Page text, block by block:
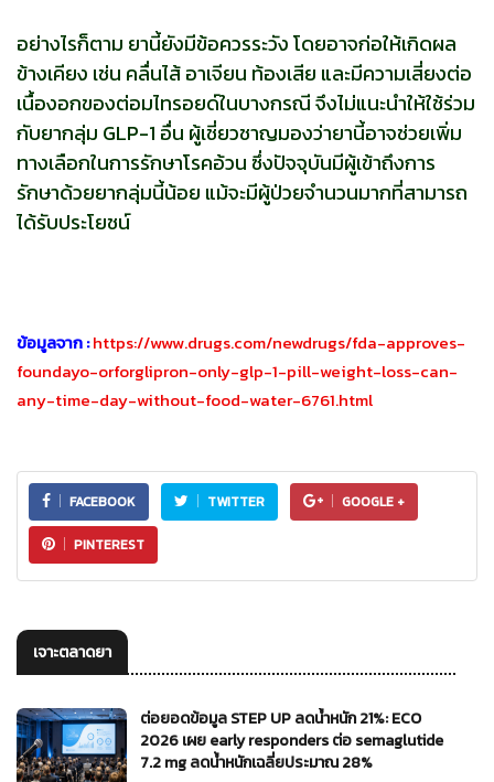
อย่างไรก็ตาม ยานี้ยังมีข้อควรระวัง โดยอาจก่อให้เกิดผล
ข้างเคียง เช่น คลื่นไส้ อาเจียน ท้องเสีย และมีความเสี่ยงต่อ
เนื้องอกของต่อมไทรอยด์ในบางกรณี จึงไม่แนะนำให้ใช้ร่วม
กับยากลุ่ม GLP-1 อื่น ผู้เชี่ยวชาญมองว่ายานี้อาจช่วยเพิ่ม
ทางเลือกในการรักษาโรคอ้วน ซึ่งปัจจุบันมีผู้เข้าถึงการ
รักษาด้วยยากลุ่มนี้น้อย แม้จะมีผู้ป่วยจำนวนมากที่สามารถ
ได้รับประโยชน์
ข้อมูลจาก :https://www.drugs.com/newdrugs/fda-approves-
foundayo-orforglipron-only-glp-1-pill-weight-loss-can-
any-time-day-without-food-water-6761.html
FACEBOOK TWITTER GOOGLE +
PINTEREST
เจาะตลาดยา
ต่อยอดข้อมูล STEP UP ลดน้ำหนัก 21%: ECO
2026 เผย early responders ต่อ semaglutide
7.2 mg ลดน้ำหนักเฉลี่ยประมาณ 28%